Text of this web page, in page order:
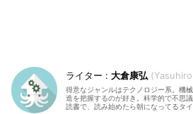
大倉康弘
得意なジャンルはテクノロジー系。機
造を把握するのが好き。科学的で不思
読書で、読み始めたら朝になってるタイ